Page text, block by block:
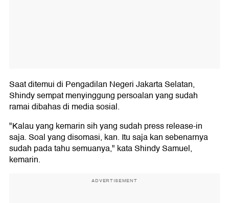
Saat ditemui di Pengadilan Negeri Jakarta Selatan,
Shindy sempat menyinggung persoalan yang sudah
ramai dibahas di media sosial.
"Kalau yang kemarin sih yang sudah press release-in
saja. Soal yang disomasi, kan. Itu saja kan sebenarnya
sudah pada tahu semuanya," kata Shindy Samuel,
kemarin.
ADVERTISEMENT